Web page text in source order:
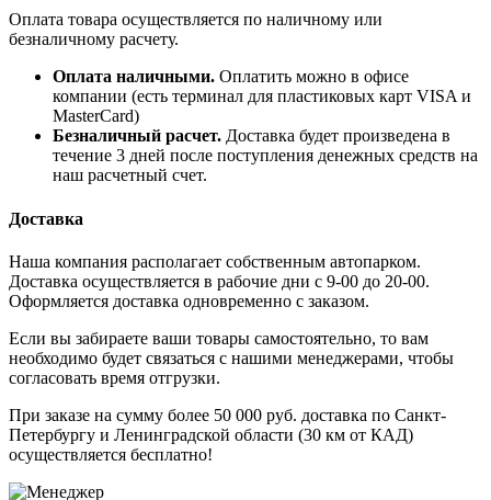
Оплата товара осуществляется по наличному или
безналичному расчету.
Оплата наличными. Оплатить можно в офисе
компании (есть терминал для пластиковых карт VISA и
MasterCard)
Безналичный расчет. Доставка будет произведена в
течение 3 дней после поступления денежных средств на
наш расчетный счет.
Доставка
Наша компания располагает собственным автопарком.
Доставка осуществляется в рабочие дни с 9-00 до 20-00.
Оформляется доставка одновременно с заказом.
Если вы забираете ваши товары самостоятельно, то вам
необходимо будет связаться с нашими менеджерами, чтобы
согласовать время отгрузки.
При заказе на сумму более 50 000 руб. доставка по Санкт-
Петербургу и Ленинградской области (30 км от КАД)
осуществляется бесплатно!